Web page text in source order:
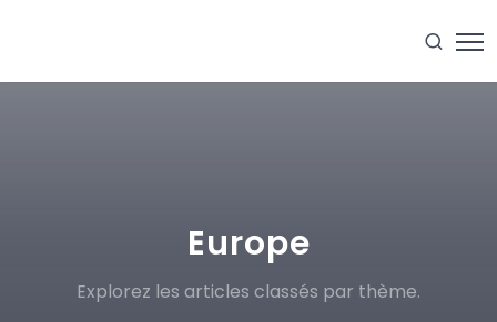
Europe
Explorez les articles classés par thème.